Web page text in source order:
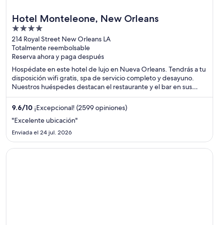
Hotel Monteleone, New Orleans
4
out
of
5
214 Royal Street New Orleans LA
Totalmente reembolsable
Reserva ahora y paga después
Hospédate en este hotel de lujo en Nueva Orleans. Tendrás a tu
disposición wifi gratis, spa de servicio completo y desayuno.
Nuestros huéspedes destacan el restaurante y el bar en sus
opiniones. Estarás muy cerca de atracciones como Canal Street
y Bourbon Street.
9.6/10 ¡Excepcional! (2599 opiniones)
"Excelente ubicación"
Enviada el 24 jul. 2026
Se abrirá en una nueva ventana
The STRAT Hotel, Casino & Tower